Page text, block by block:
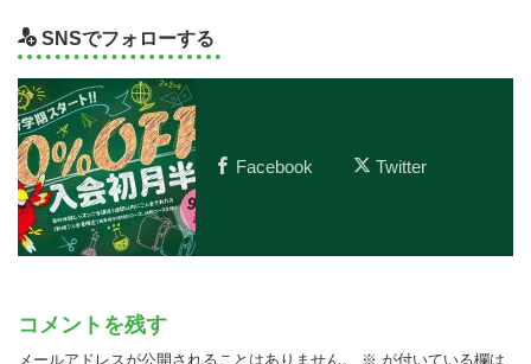
SNSでフォローする
Facebook Twitter
コメントを残す
メールアドレスが公開されることはありません。 ※ が付いている欄は